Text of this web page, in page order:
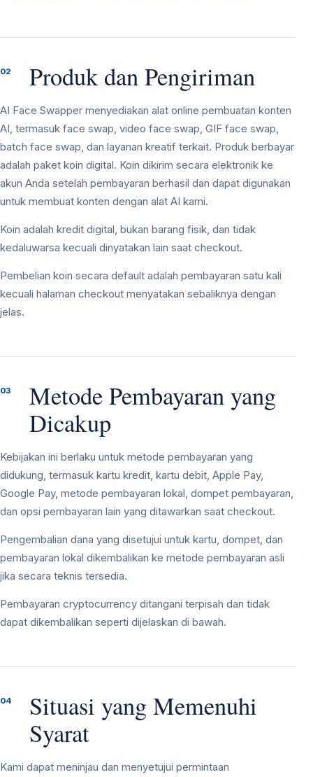
02 Produk dan Pengiriman
AI Face Swapper menyediakan alat online pembuatan konten
AI, termasuk face swap, video face swap, GIF face swap,
batch face swap, dan layanan kreatif terkait. Produk berbayar
adalah paket koin digital. Koin dikirim secara elektronik ke
akun Anda setelah pembayaran berhasil dan dapat digunakan
untuk membuat konten dengan alat AI kami.
Koin adalah kredit digital, bukan barang fisik, dan tidak
kedaluwarsa kecuali dinyatakan lain saat checkout.
Pembelian koin secara default adalah pembayaran satu kali
kecuali halaman checkout menyatakan sebaliknya dengan
jelas.
03
Metode Pembayaran yang
Dicakup
Kebijakan ini berlaku untuk metode pembayaran yang
didukung, termasuk kartu kredit, kartu debit, Apple Pay,
Google Pay, metode pembayaran lokal, dompet pembayaran,
dan opsi pembayaran lain yang ditawarkan saat checkout.
Pengembalian dana yang disetujui untuk kartu, dompet, dan
pembayaran lokal dikembalikan ke metode pembayaran asli
jika secara teknis tersedia.
Pembayaran cryptocurrency ditangani terpisah dan tidak
dapat dikembalikan seperti dijelaskan di bawah.
04
Situasi yang Memenuhi
Syarat
Kami dapat meninjau dan menyetujui permintaan